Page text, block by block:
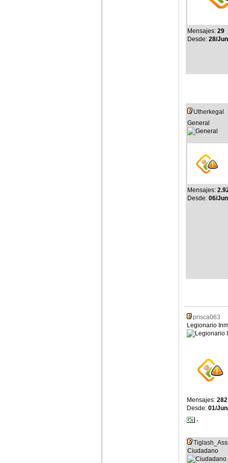
Mensajes: 29
Desde: 28/
Utherkegal
General
Mensajes:
Desde: 06/
prisca063
Legionario
Mensajes: 282
Desde: 01/
·
Ciudadano